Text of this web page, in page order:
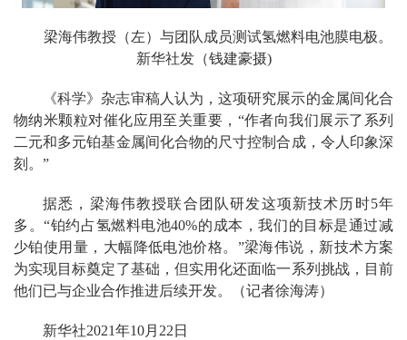
梁海伟教授（左）与团队成员测试氢燃料电池膜电极。
新华社发（钱建豪摄)
《科学》杂志审稿人认为，这项研究展示的金属间化合
物纳米颗粒对催化应用至关重要，“作者向我们展示了系列
二元和多元铂基金属间化合物的尺寸控制合成，令人印象深
刻。”
据悉，梁海伟教授联合团队研发这项新技术历时5年
多。“铂约占氢燃料电池40%的成本，我们的目标是通过减
少铂使用量，大幅降低电池价格。”梁海伟说，新技术方案
为实现目标奠定了基础，但实用化还面临一系列挑战，目前
他们已与企业合作推进后续开发。（记者徐海涛）
新华社2021年10月22日